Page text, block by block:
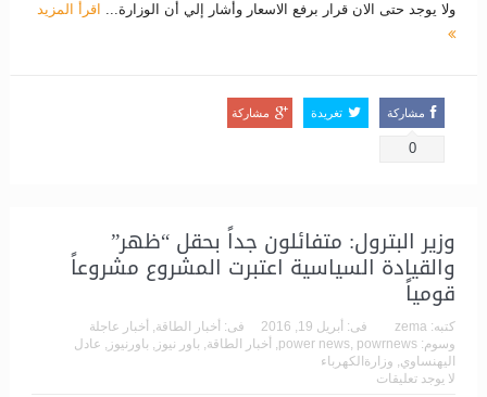
ولا يوجد حتى الان قرار برفع الاسعار وأشار إلي أن الوزارة... اقرأ المزيد
مشاركة
0
تغريدة مشاركة
وزير البترول: متفائلون جداً بحقل “ظهر”
والقيادة السياسية اعتبرت المشروع مشروعاً
قومياً
كتبه: zema فى: أبريل 19, 2016 فى: أخبار الطاقة, أخبار عاجلة
وسوم:
power news, powrnews
, أخبار الطاقة, باور نيوز , باورنيوز , عادل
اليهنساوي, وزارةالكهرباء
لا يوجد تعليقات